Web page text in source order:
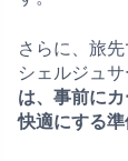
さらに、旅
シェルジュ
は、事前に
快適にする準